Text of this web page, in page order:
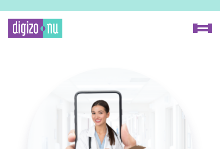
Voor onderzoekers